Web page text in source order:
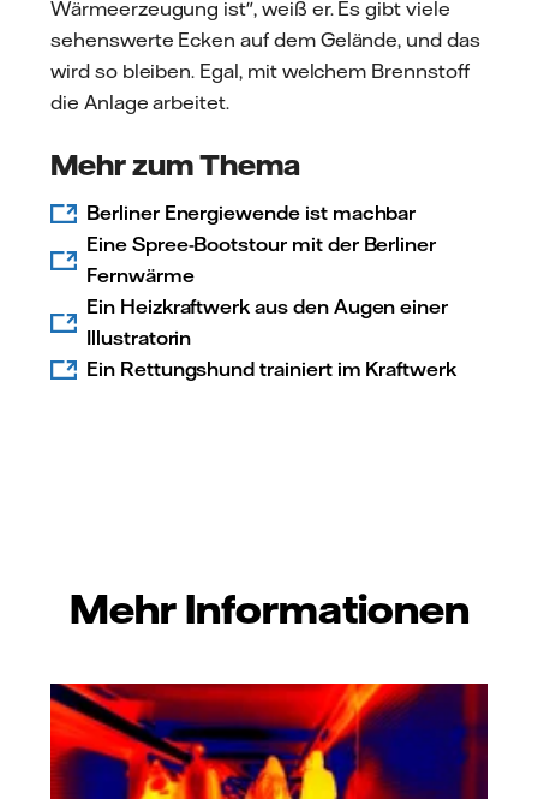
Wärmeerzeugung ist", weiß er. Es gibt viele
sehenswerte Ecken auf dem Gelände, und das
wird so bleiben. Egal, mit welchem Brennstoff
die Anlage arbeitet.
Mehr zum Thema
Berliner Energiewende ist machbar
Eine Spree-Bootstour mit der Berliner
Fernwärme
Ein Heizkraftwerk aus den Augen einer
Illustratorin
Ein Rettungshund trainiert im Kraftwerk
Mehr Informationen